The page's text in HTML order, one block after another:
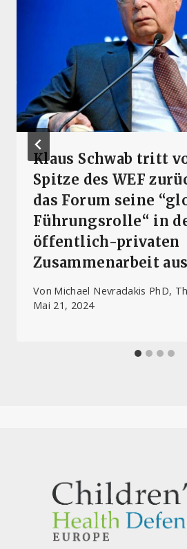
Klaus Schwab tritt
Spitze des WEF
das Forum seine
Führungsrolle“ in
öffentlich-privaten
Zusammenarbeit
Von Michael Nevradakis PhD,
Mai 21, 2024